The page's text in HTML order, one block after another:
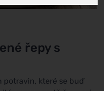
řepy s
potravin, které se buď